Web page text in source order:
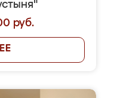
руб.